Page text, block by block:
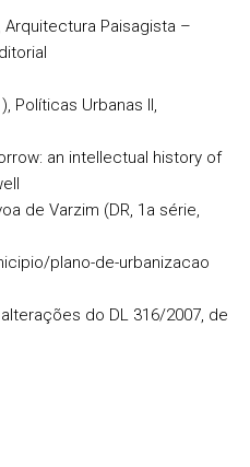
Arquitectura Paisagista –
Políticas Urbanas II,
an intellectual history of
de Varzim (DR, 1a série,
plano-de-urbanizacao
do DL 316/2007, de